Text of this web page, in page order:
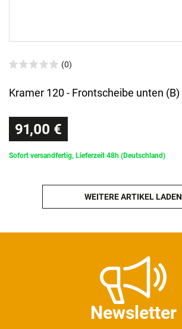
(0)
Kramer 120 - Frontscheibe unten (B)
91,00 €
Sofort versandfertig, Lieferzeit 48h (Deutschland)
WEITERE ARTIKEL LADEN
Newsletter